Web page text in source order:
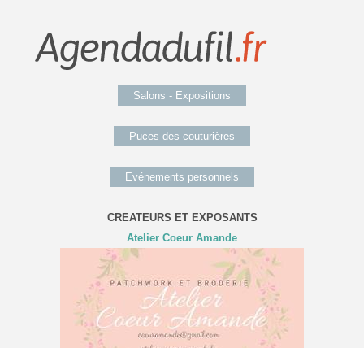
Salons - Expositions
Puces des couturières
Evénements personnels
CREATEURS ET EXPOSANTS
Atelier Coeur Amande